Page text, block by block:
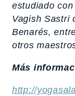
estudiado con
Vagish Sastri
Benarés,
otros
Más
http://